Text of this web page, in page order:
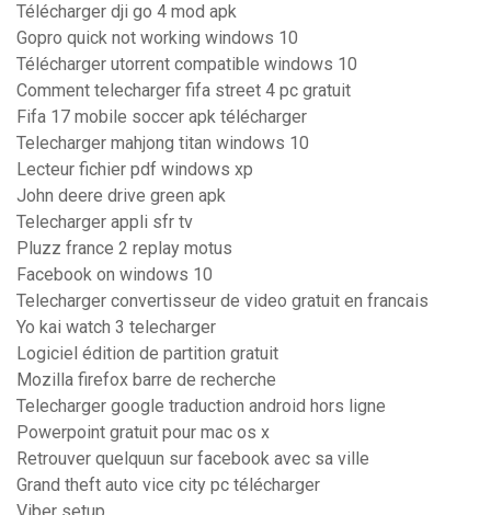
Télécharger dji go 4 mod apk
Gopro quick not working windows 10
Télécharger utorrent compatible windows 10
Comment telecharger fifa street 4 pc gratuit
Fifa 17 mobile soccer apk télécharger
Telecharger mahjong titan windows 10
Lecteur fichier pdf windows xp
John deere drive green apk
Telecharger appli sfr tv
Pluzz france 2 replay motus
Facebook on windows 10
Telecharger convertisseur de video gratuit en francais
Yo kai watch 3 telecharger
Logiciel édition de partition gratuit
Mozilla firefox barre de recherche
Telecharger google traduction android hors ligne
Powerpoint gratuit pour mac os x
Retrouver quelquun sur facebook avec sa ville
Grand theft auto vice city pc télécharger